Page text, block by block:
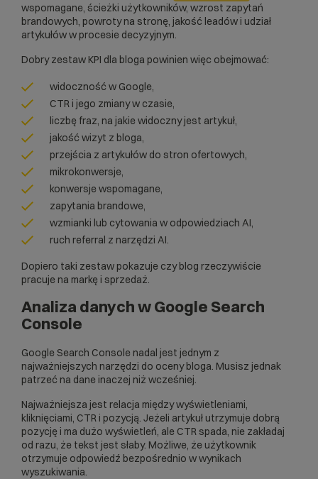
wspomagane, ścieżki użytkowników, wzrost zapytań
brandowych, powroty na stronę, jakość leadów i udział
artykułów w procesie decyzyjnym.
Dobry zestaw KPI dla bloga powinien więc obejmować:
widoczność w Google,
CTR i jego zmiany w czasie,
liczbę fraz, na jakie widoczny jest artykuł,
jakość wizyt z bloga,
przejścia z artykułów do stron ofertowych,
mikrokonwersje,
konwersje wspomagane,
zapytania brandowe,
wzmianki lub cytowania w odpowiedziach AI,
ruch referral z narzędzi AI.
Dopiero taki zestaw pokazuje czy blog rzeczywiście
pracuje na markę i sprzedaż.
Analiza danych w Google Search
Console
Google Search Console nadal jest jednym z
najważniejszych narzędzi do oceny bloga. Musisz jednak
patrzeć na dane inaczej niż wcześniej.
Najważniejsza jest relacja między wyświetleniami,
kliknięciami, CTR i pozycją. Jeżeli artykuł utrzymuje dobrą
pozycję i ma dużo wyświetleń, ale CTR spada, nie zakładaj
od razu, że tekst jest słaby. Możliwe, że użytkownik
otrzymuje odpowiedź bezpośrednio w wynikach
wyszukiwania.